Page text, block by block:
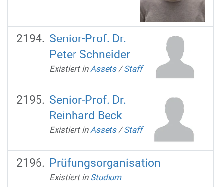
Senior-Prof. Dr.
Peter Schneider
Existiert in Assets /Staff
Senior-Prof. Dr.
Reinhard Beck
Existiert in Assets /Staff
Prüfungsorganisation
Existiert in Studium